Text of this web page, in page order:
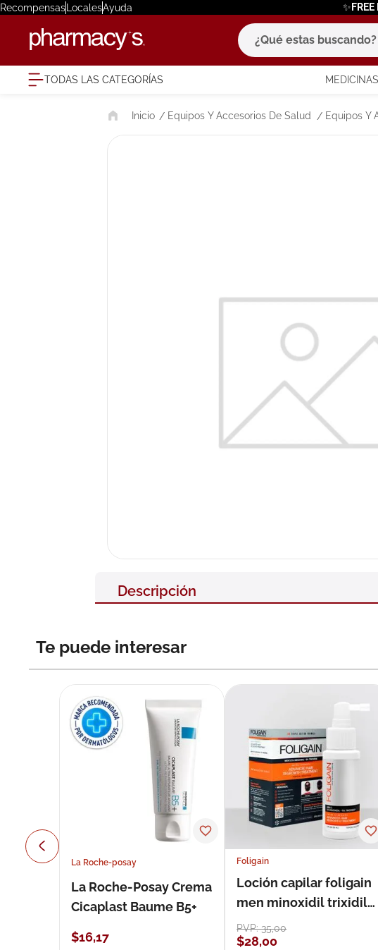
RecompensasLocalesAyuda
¿Qué estas buscando?
TODAS LAS CATEGORÍAS MEDICINAS
Equipos Y Accesorios De Salud Equipos Y
Descripción
Te puede interesar
La Roche-posay
La Roche-Posay Crema
Cicaplast Baume B5+
$16,17
Foligain
Loción capilar foligain
men minoxidil trixidil
loción 59 ml
PVP:35,00
$28,00
términos más
1. eucerin
pañales